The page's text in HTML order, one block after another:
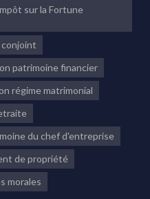
sur la Fortune
patrimoine financier
régime matrimonial
du chef d'entreprise
de propriété
morales